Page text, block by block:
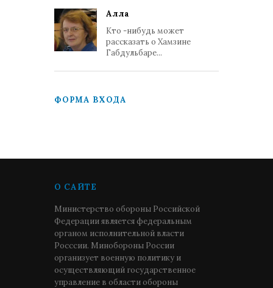
Алла
Кто -нибудь может
рассказать о Хамзине
Габдульбаре...
ФОРМА ВХОДА
О САЙТЕ
Министерство обороны Российской
Федерации является федеральным
органом исполнительной власти
Росссии. Минобороны России
организует военную политику и
осуществляющий государственное
управление в области обороны